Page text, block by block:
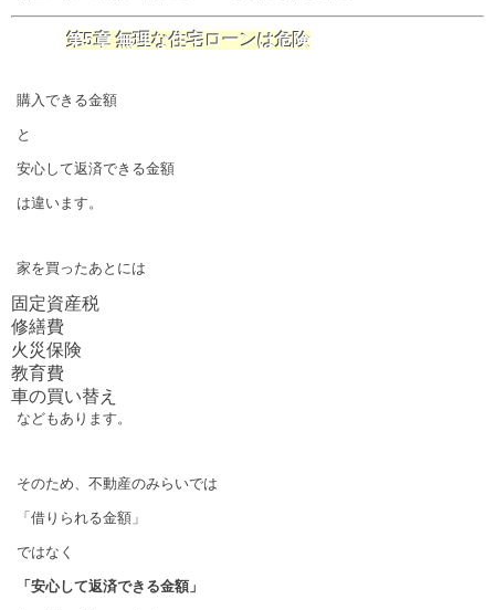
第5章 無理な住宅ローンは危険
購入できる金額
と
安心して返済できる金額
は違います。
家を買ったあとには
固定資産税
修繕費
火災保険
教育費
車の買い替え
などもあります。
そのため、不動産のみらいでは
「借りられる金額」
ではなく
「安心して返済できる金額」